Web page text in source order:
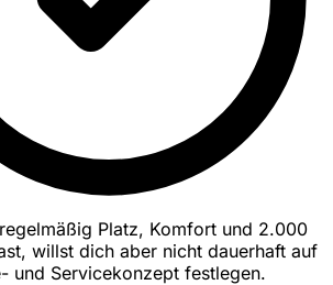
Platz, Komfort und 2.000
willst dich aber nicht dauerhaft auf
und Servicekonzept festlegen.